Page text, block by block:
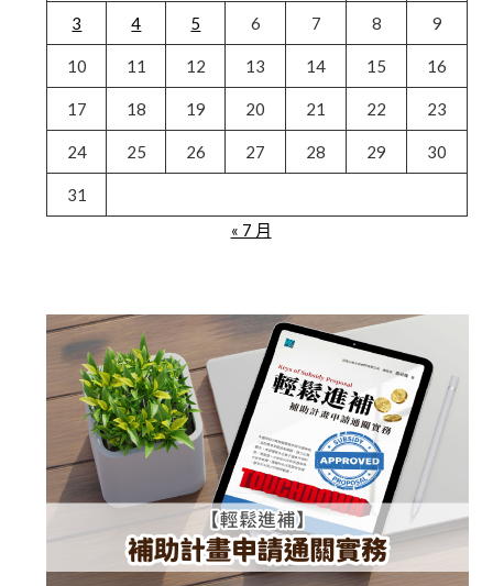
3 4 5 6 7 8 9
10 11 12 13 14 15 16
17 18 19 20 21 22 23
24 25 26 27 28 29 30
31
« 7 月